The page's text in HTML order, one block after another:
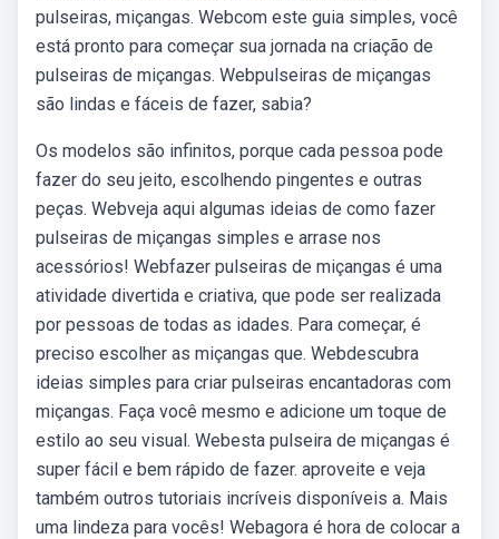
pulseiras, miçangas. Webcom este guia simples, você
está pronto para começar sua jornada na criação de
pulseiras de miçangas. Webpulseiras de miçangas
são lindas e fáceis de fazer, sabia?
Os modelos são infinitos, porque cada pessoa pode
fazer do seu jeito, escolhendo pingentes e outras
peças. Webveja aqui algumas ideias de como fazer
pulseiras de miçangas simples e arrase nos
acessórios! Webfazer pulseiras de miçangas é uma
atividade divertida e criativa, que pode ser realizada
por pessoas de todas as idades. Para começar, é
preciso escolher as miçangas que. Webdescubra
ideias simples para criar pulseiras encantadoras com
miçangas. Faça você mesmo e adicione um toque de
estilo ao seu visual. Webesta pulseira de miçangas é
super fácil e bem rápido de fazer. aproveite e veja
também outros tutoriais incríveis disponíveis a. Mais
uma lindeza para vocês! Webagora é hora de colocar a